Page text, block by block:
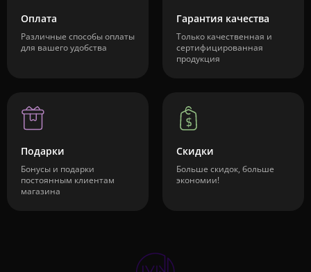
Оплата
Различные способы оплаты
для вашего удобства
Гарантия качества
Только качественная и
сертифицированная
продукция
Подарки
Бонусы и подарки
постоянным клиентам
магазина
Скидки
Больше скидок, больше
экономии!